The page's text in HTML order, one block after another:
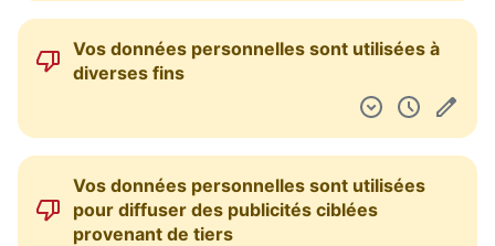
Vos données personnelles sont utilisées à
diverses fins
Vos données personnelles sont utilisées
pour diffuser des publicités ciblées
provenant de tiers